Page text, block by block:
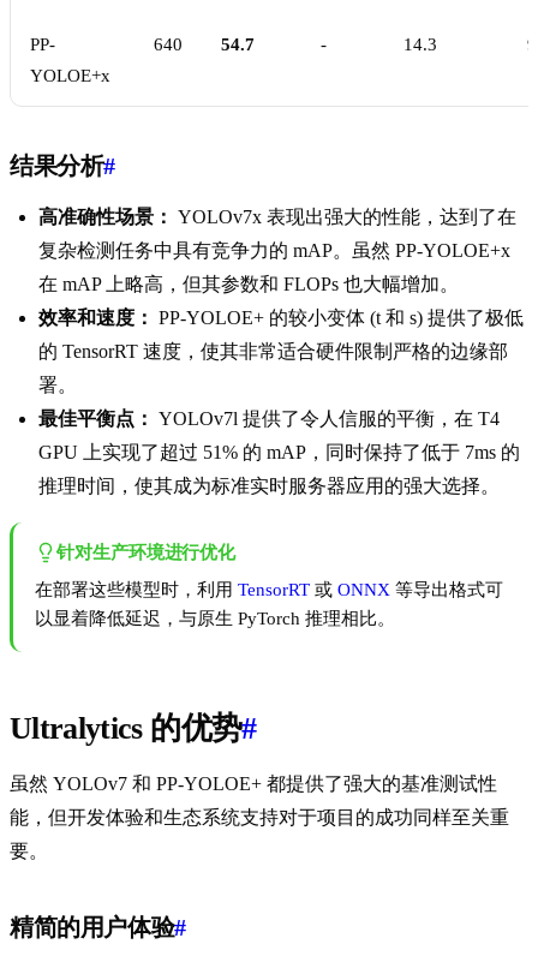
PP-
YOLOE+x
640 54.7 - 14.3
结果分析#
高准确性场景： YOLOv7x 表现出强大的性能，达到了在
复杂检测任务中具有竞争力的 mAP。虽然 PP-YOLOE+x
在 mAP 上略高，但其参数和 FLOPs 也大幅增加。
效率和速度： PP-YOLOE+ 的较小变体 (t 和 s) 提供了极低
的 TensorRT 速度，使其非常适合硬件限制严格的边缘部
署。
最佳平衡点： YOLOv7l 提供了令人信服的平衡，在 T4
GPU 上实现了超过 51% 的 mAP，同时保持了低于 7ms 的
推理时间，使其成为标准实时服务器应用的强大选择。
针对生产环境进行优化
在部署这些模型时，利用 TensorRT 或 ONNX 等导出格式可
以显着降低延迟，与原生 PyTorch 推理相比。
Ultralytics 的优势#
虽然 YOLOv7 和 PP-YOLOE+ 都提供了强大的基准测试性
能，但开发体验和生态系统支持对于项目的成功同样至关重
要。
精简的用户体验#